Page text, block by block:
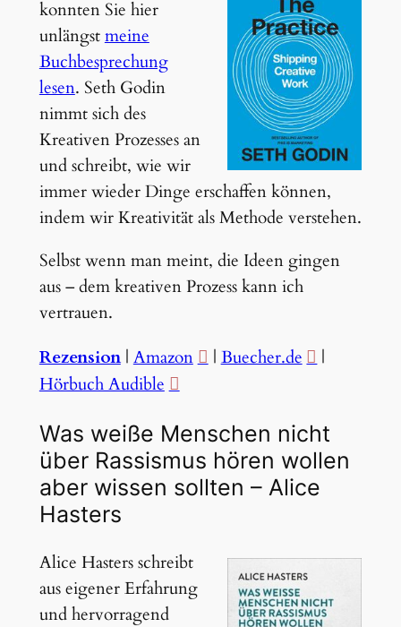
konnten Sie hier
unlängstmeine
Buchbesprechung
lesen. Seth Godin
nimmt sich des
Kreativen Prozesses an
und schreibt, wie wir
immer wieder Dinge erschaffen können,
indem wir Kreativität als Methode verstehen.
Selbst wenn man meint, die Ideen gingen
aus – dem kreativen Prozess kann ich
vertrauen.
Rezension| Amazon | Buecher.de
|
Hörbuch Audible
Was weiße Menschen nicht
über Rassismus hören wollen
aber wissen sollten – Alice
Hasters
Alice Hasters schreibt
aus eigener Erfahrung
und hervorragend